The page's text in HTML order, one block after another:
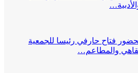
فتاح حارفي رئيسا للجمعية
والمطاعم…